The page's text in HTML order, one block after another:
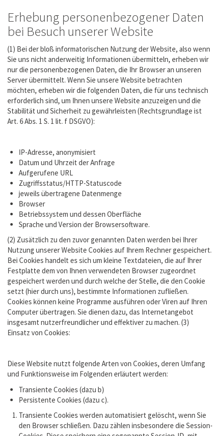
Erhebung personenbezogener Daten
bei Besuch unserer Website
(1) Bei der bloß informatorischen Nutzung der Website, also wenn
Sie uns nicht anderweitig Informationen übermitteln, erheben wir
nur die personenbezogenen Daten, die Ihr Browser an unseren
Server übermittelt. Wenn Sie unsere Website betrachten
möchten, erheben wir die folgenden Daten, die für uns technisch
erforderlich sind, um Ihnen unsere Website anzuzeigen und die
Stabilität und Sicherheit zu gewährleisten (Rechtsgrundlage ist
Art. 6 Abs. 1 S. 1 lit. f DSGVO):
IP-Adresse, anonymisiert
Datum und Uhrzeit der Anfrage
Aufgerufene URL
Zugriffsstatus/HTTP-Statuscode
jeweils übertragene Datenmenge
Browser
Betriebssystem und dessen Oberfläche
Sprache und Version der Browsersoftware.
(2) Zusätzlich zu den zuvor genannten Daten werden bei Ihrer
Nutzung unserer Website Cookies auf Ihrem Rechner gespeichert.
Bei Cookies handelt es sich um kleine Textdateien, die auf Ihrer
Festplatte dem von Ihnen verwendeten Browser zugeordnet
gespeichert werden und durch welche der Stelle, die den Cookie
setzt (hier durch uns), bestimmte Informationen zufließen.
Cookies können keine Programme ausführen oder Viren auf Ihren
Computer übertragen. Sie dienen dazu, das Internetangebot
insgesamt nutzerfreundlicher und effektiver zu machen. (3)
Einsatz von Cookies:
Diese Website nutzt folgende Arten von Cookies, deren Umfang
und Funktionsweise im Folgenden erläutert werden:
Transiente Cookies (dazu b)
Persistente Cookies (dazu c).
Transiente Cookies werden automatisiert gelöscht, wenn Sie
den Browser schließen. Dazu zählen insbesondere die Session-